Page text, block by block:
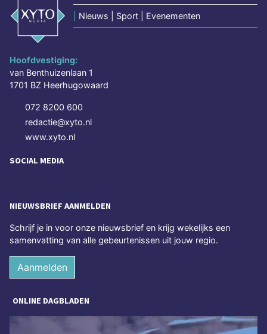
Nieuws | Sport | Evenementen
Hoofdvestiging:
van Benthuizenlaan 1
1701 BZ Heerhugowaard
072 8200 600
redactie@xyto.nl
www.xyto.nl
SOCIAL MEDIA
NIEUWSBRIEF AANMELDEN
Schrijf je in voor onze nieuwsbrief en krijg wekelijks een
samenvatting van alle gebeurtenissen uit jouw regio.
Aanmelden
ONLINE DAGBLADEN